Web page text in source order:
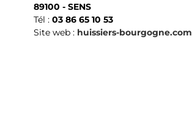
89100 - SENS
Tél : 03 86 65 10 53
Site web : huissiers-bourgogne.com